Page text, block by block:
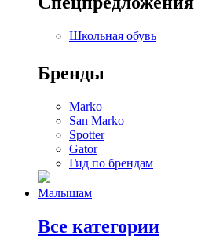
Школьная обувь
Бренды
Marko
San Marko
Spotter
Gator
Гид по брендам
Малышам
Все категории